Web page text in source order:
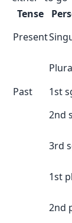
Tense
Present
Past
1st
2nd
3rd
1st pl
2nd